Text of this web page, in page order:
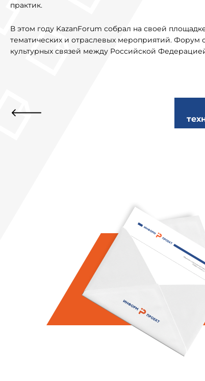
практик.
В этом году KazanForum собрал на своей
тематических и отраслевых мероприятий. Форум
культурных связей между Российской